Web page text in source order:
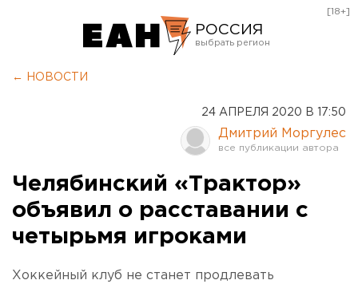
РОССИЯ
Оренбург
[18+]
← НОВОСТИ
24 АПРЕЛЯ 2020 В 17:50
Дмитрий Моргулес
Челябинский «Трактор»
объявил о расставании с
четырьмя игроками
Хоккейный клуб не станет продлевать